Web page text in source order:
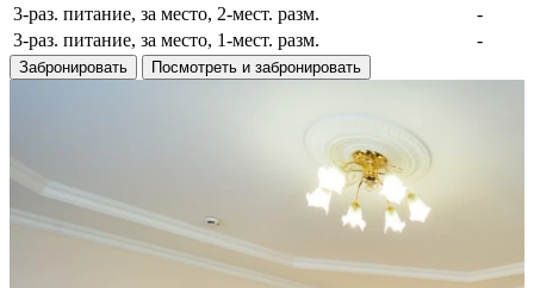
3-раз. питание, за место, 2-мест. разм.
-
3-раз. питание, за место, 1-мест. разм.
-
Забронировать Посмотреть и забронировать